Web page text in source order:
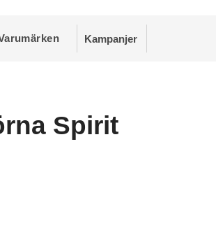
Kampanjer
Spirit